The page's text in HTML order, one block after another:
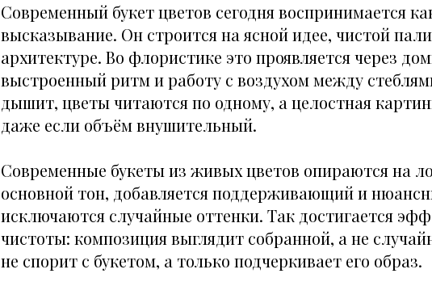
Современный букет цветов сегодня воспринимается
высказывание. Он строится на ясной идее, чистой
архитектуре. Во флористике это проявляется через
выстроенный ритм и работу с воздухом между
дышит, цветы читаются по одному, а целостная
даже если объём внушительный.
Современные букеты из живых цветов опираются на
основной тон, добавляется поддерживающий и
исключаются случайные оттенки. Так достигается
чистоты: композиция выглядит собранной, а не
не спорит с букетом, а только подчеркивает его образ.